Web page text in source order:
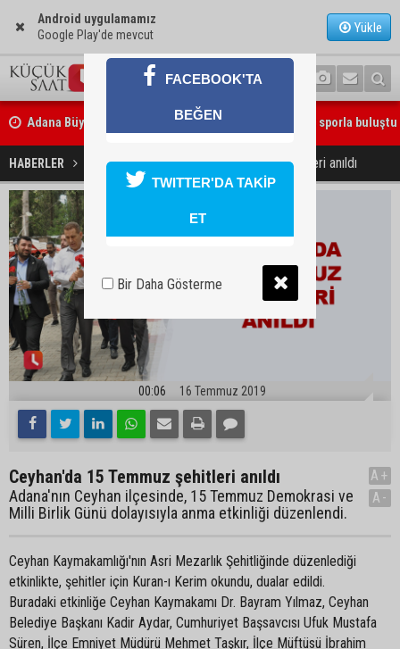
Android uygulamamız
Google Play'de mevcut
Yükle
Adana Büyükşehir Yaz Spor Okulları’nda 30 bin çocuk sporla buluştu
Beşiktaş dosyasında iki tahliye: Özcan Zenger ve Utku Caner
bırakıldı
HABERLER GÜNDEM Ceyhan'da 15 Temmuz şehitleri anıldı
00:06 16 Temmuz 2019
Ceyhan'da 15 Temmuz şehitleri anıldı
Adana'nın Ceyhan ilçesinde, 15 Temmuz Demokrasi ve
Milli Birlik Günü dolayısıyla anma etkinliği düzenlendi.
A+
A-
Ceyhan Kaymakamlığı'nın Asri Mezarlık Şehitliğinde düzenlediği
etkinlikte, şehitler için Kuran-ı Kerim okundu, dualar edildi.
Buradaki etkinliğe Ceyhan Kaymakamı Dr. Bayram Yılmaz, Ceyhan
Belediye Başkanı Kadir Aydar, Cumhuriyet Başsavcısı Ufuk Mustafa
Süren, İlçe Emniyet Müdürü Mehmet Taşkır, İlçe Müftüsü İbrahim
FACEBOOK'TA
BEĞEN
TWITTER'DA TAKİP
ET
Bir Daha Gösterme